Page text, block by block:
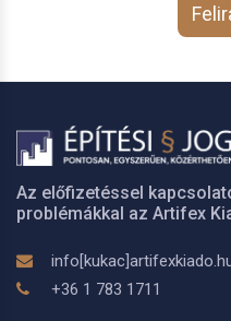
Az előfizetéssel
problémákkal az Artifex
+36 1 783 1711